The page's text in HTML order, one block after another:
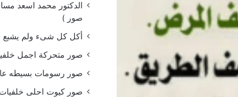
الدكتور محمد اسعد
صور )
أكل كل شىء ولم يشبع
صور متحركة اجمل
صور رسومات بسيطه
صور كيوت احلى